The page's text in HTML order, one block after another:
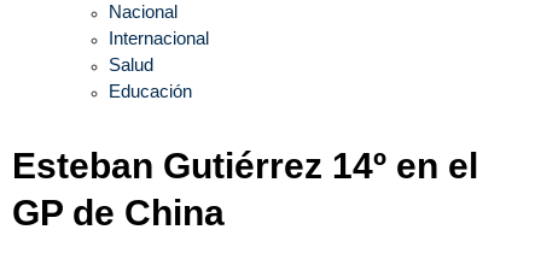
Nacional
Internacional
Salud
Educación
Esteban Gutiérrez 14º en el
GP de China